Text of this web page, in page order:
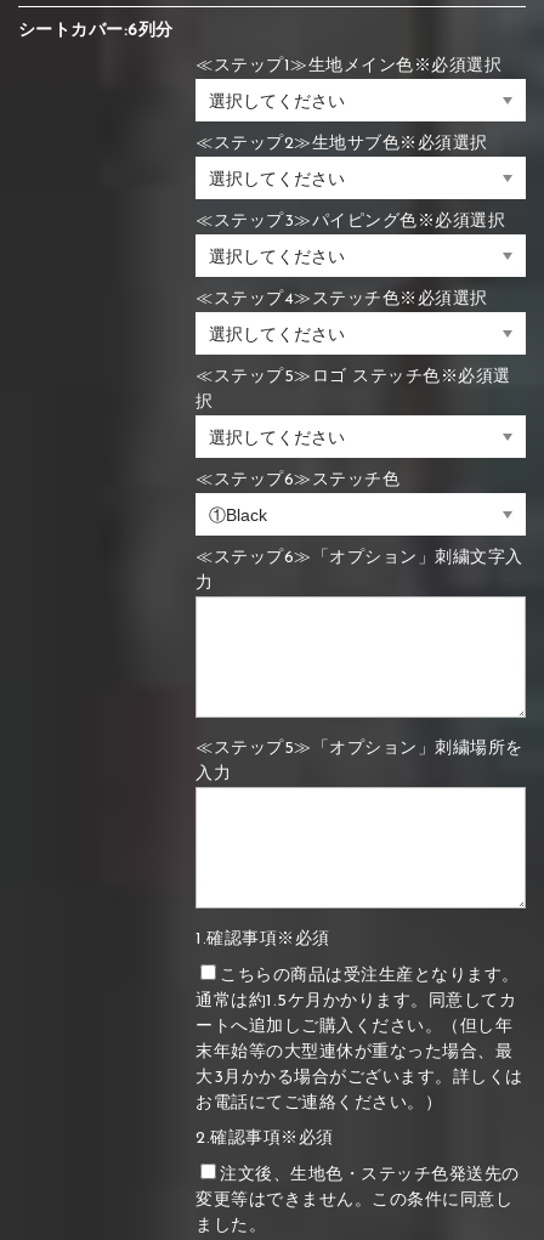
シートカバー:6列分
≪ステップ1≫生地メイン色※必須選択
≪ステップ2≫生地サブ色※必須選択
≪ステップ3≫パイピング色※必須選択
≪ステップ4≫ステッチ色※必須選択
≪ステップ5≫ロゴ ステッチ色※必須選
択
≪ステップ6≫ステッチ色
≪ステップ6≫「オプション」刺繍文字入
力
≪ステップ5≫「オプション」刺繍場所を
入力
1.確認事項※必須
こちらの商品は受注生産となります。
通常は約1.5ケ月かかります。同意してカ
ートへ追加しご購入ください。（但し年
末年始等の大型連休が重なった場合、最
大3月かかる場合がございます。詳しくは
お電話にてご連絡ください。）
2.確認事項※必須
注文後、生地色・ステッチ色発送先の
変更等はできません。この条件に同意し
ました。